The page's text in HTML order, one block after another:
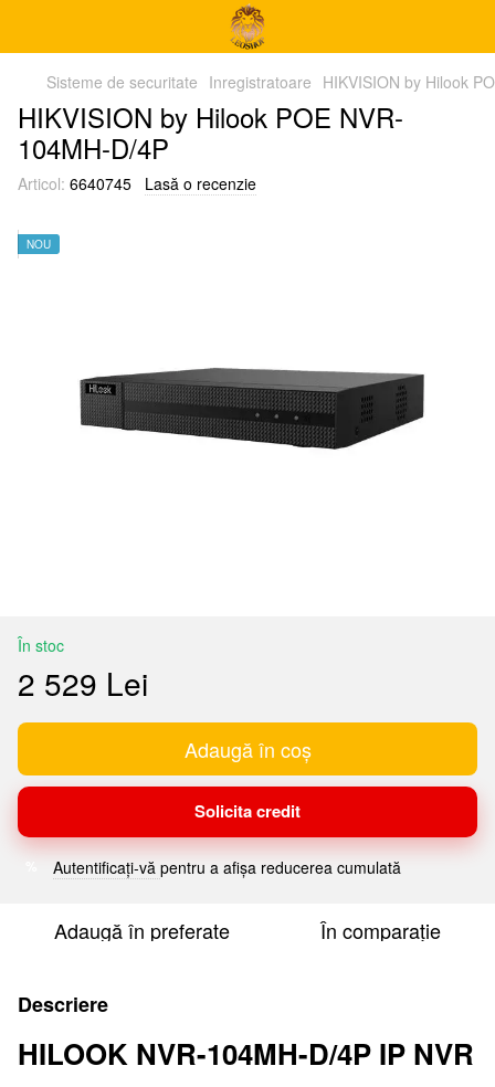
Sisteme de securitate Inregistratoare HIKVISION by Hilook
HIKVISION by Hilook POE NVR-
104MH-D/4P
Articol: 6640745 Lasă o recenzie
NOU
În stoc
2 529 Lei
Adaugă în coș
Solicita credit
Autentificați-vă pentru a afișa reducerea cumulată
Adaugă în preferate În comparație
Descriere
HILOOK NVR-104MH-D/4P IP NVR